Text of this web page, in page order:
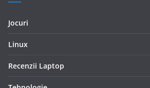
Jocuri
Linux
Recenzii Laptop